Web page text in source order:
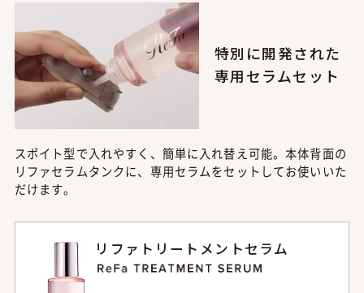
特別に開発された
専用セラムセット
スポイト型で入れやすく、簡単に入れ替え可能。本体背面の
リファセラムタンクに、専用セラムをセットしてお使いいた
だけます。
リファトリートメントセラム